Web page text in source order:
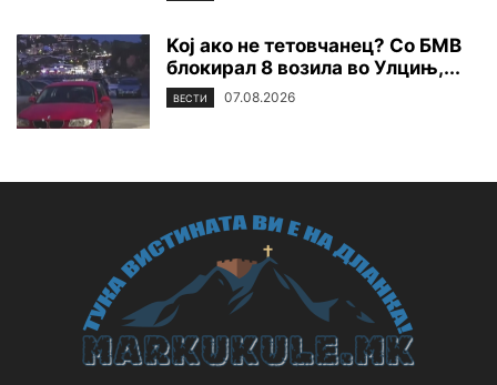
Koj ако не тетовчанец? Со БМВ
блокирал 8 возила во Улцињ,...
ВЕСТИ 07.08.2026